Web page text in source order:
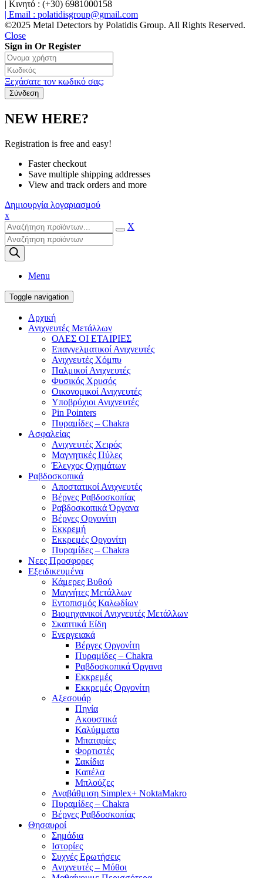
| Κινητό : (+30) 6981000158
| Email : polatidisgroup@gmail.com
©2025 Metal Detectors by Polatidis Group. All Rights Reserved.
Close
Sign in Or Register
Ξεχάσατε τον κωδικό σας;
NEW HERE?
Registration is free and easy!
Faster checkout
Save multiple shipping addresses
View and track orders and more
Δημιουργία λογαριασμού
x
X
Products
search
Menu
Toggle navigation
Αρχική
Ανιχνευτές Μετάλλων
ΟΛΕΣ ΟΙ ΕΤΑΙΡΙΕΣ
Επαγγελματικοί Ανιχνευτές
Ανιχνευτές Χόμπυ
Παλμικοί Ανιχνευτές
Φυσικός Χρυσός
Οικονομικοί Ανιχνευτές
Υποβρύχιοι Ανιχνευτές
Pin Pointers
Πυραμίδες – Chakra
Ασφαλείας
Ανιχνευτές Χειρός
Μαγνητικές Πύλες
Έλεγχος Οχημάτων
Ραβδοσκοπικά
Αποστατικοί Ανιχνευτές
Βέργες Ραβδοσκοπίας
Ραβδοσκοπικά Όργανα
Βέργες Οργονίτη
Εκκρεμή
Εκκρεμές Οργονίτη
Πυραμίδες – Chakra
Νεες Προσφορες
Εξειδικευμένα
Κάμερες Βυθού
Μαγνήτες Μετάλλων
Εντοπισμός Καλωδίων
Βιομηχανικοί Ανιχνευτές Μετάλλων
Σκαπτικά Είδη
Ενεργειακά
Βέργες Οργονίτη
Πυραμίδες – Chakra
Ραβδοσκοπικά Όργανα
Εκκρεμές
Εκκρεμές Οργονίτη
Αξεσουάρ
Πηνία
Ακουστικά
Καλύμματα
Μπαταρίες
Φορτιστές
Σακίδια
Καπέλα
Μπλούζες
Αναβάθμιση Simplex+ NoktaMakro
Πυραμίδες – Chakra
Βέργες Ραβδοσκοπίας
Θησαυροί
Σημάδια
Ιστορίες
Συχνές Ερωτήσεις
Ανιχνευτές – Μύθοι